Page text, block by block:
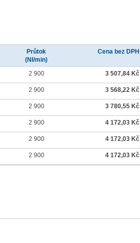
Průtok
(NI/min)
Cena bez DPH
2 900 3 507,84 Kč
2 900 3 568,22 Kč
2 900 3 780,55 Kč
2 900 4 172,03 Kč
2 900 4 172,03 Kč
2 900 4 172,03 Kč